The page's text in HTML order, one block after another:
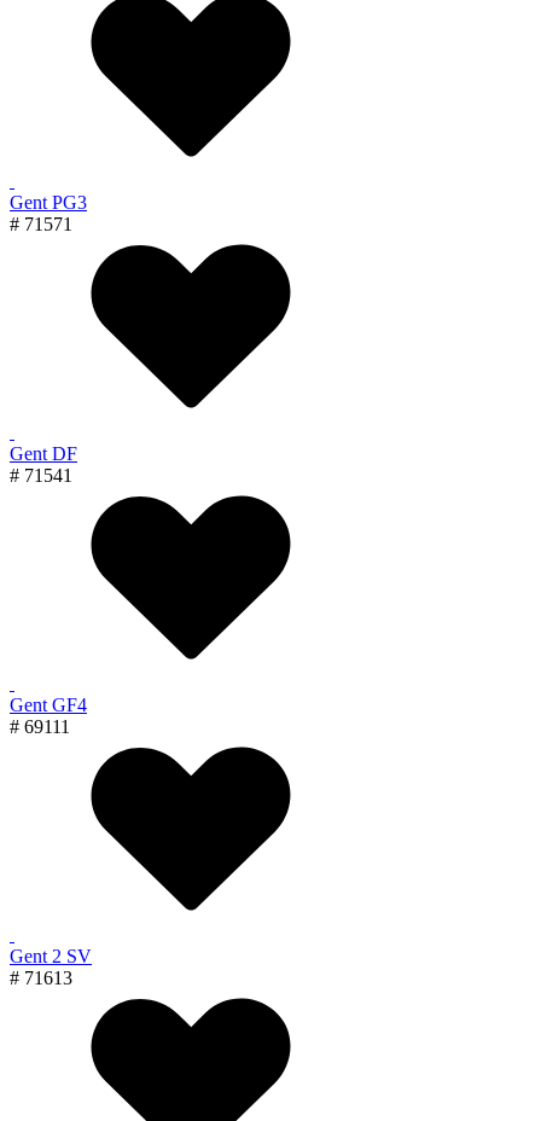
Gent PG3
# 71571
Gent DF
# 71541
Gent GF4
# 69111
Gent 2 SV
# 71613